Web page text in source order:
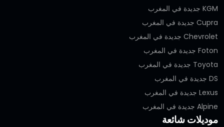
KGM جديدة في المغرب
Cupra جديدة في المغرب
Chevrolet جديدة في المغرب
Foton جديدة في المغرب
Toyota جديدة في المغرب
DS جديدة في المغرب
Lexus جديدة في المغرب
Alpine جديدة في المغرب
موديلات شائعة